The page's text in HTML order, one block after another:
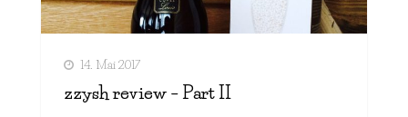
14. Mai 2017
zzysh review – Part II